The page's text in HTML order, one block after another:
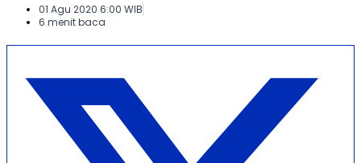
01 Agu 2020 6:00 WIB
6 menit baca